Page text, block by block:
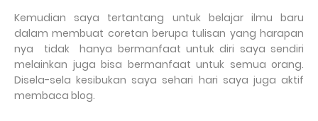
Kemudian saya tertantang untuk belajar ilmu baru
dalam membuat coretan berupa tulisan yang harapan
nya tidak hanya bermanfaat untuk diri saya sendiri
melainkan juga bisa bermanfaat untuk semua orang.
Disela-sela kesibukan saya sehari hari saya juga aktif
membaca blog.